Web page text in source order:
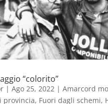
“colorito”
| Ago 25, 2022 | Amarcord
provincia, Fuori dagli schemi,